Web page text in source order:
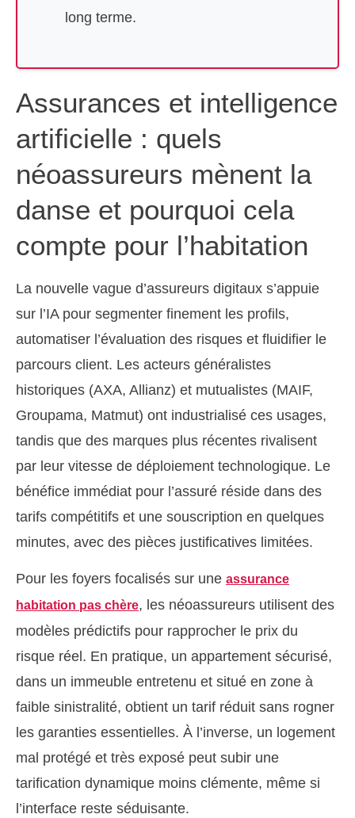
long terme.
Assurances et intelligence
artificielle : quels
néoassureurs mènent la
danse et pourquoi cela
compte pour l’habitation
La nouvelle vague d’assureurs digitaux s’appuie
sur l’IA pour segmenter finement les profils,
automatiser l’évaluation des risques et fluidifier le
parcours client. Les acteurs généralistes
historiques (AXA, Allianz) et mutualistes (MAIF,
Groupama, Matmut) ont industrialisé ces usages,
tandis que des marques plus récentes rivalisent
par leur vitesse de déploiement technologique. Le
bénéfice immédiat pour l’assuré réside dans des
tarifs compétitifs et une souscription en quelques
minutes, avec des pièces justificatives limitées.
Pour les foyers focalisés sur une assurance
habitation pas chère, les néoassureurs utilisent des
modèles prédictifs pour rapprocher le prix du
risque réel. En pratique, un appartement sécurisé,
dans un immeuble entretenu et situé en zone à
faible sinistralité, obtient un tarif réduit sans rogner
les garanties essentielles. À l’inverse, un logement
mal protégé et très exposé peut subir une
tarification dynamique moins clémente, même si
l’interface reste séduisante.